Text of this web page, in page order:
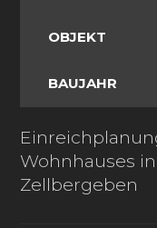
OBJEKT
BAUJAHR
Wohnhauses
Zellbergeben